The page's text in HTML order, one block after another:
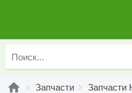
Запчасти Запчасти